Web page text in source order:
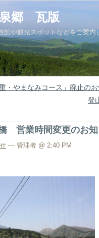
泉郷 瓦版
館や観光スポットなどをご案内
・やまなみコース」廃止の
登
営業時間変更のお
— 管理者 @ 2:40 PM